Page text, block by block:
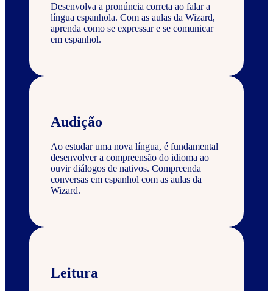
Desenvolva a pronúncia correta ao falar a
língua espanhola. Com as aulas da Wizard,
aprenda como se expressar e se comunicar
em espanhol.
Audição
Ao estudar uma nova língua, é fundamental
desenvolver a compreensão do idioma ao
ouvir diálogos de nativos. Compreenda
conversas em espanhol com as aulas da
Wizard.
Leitura